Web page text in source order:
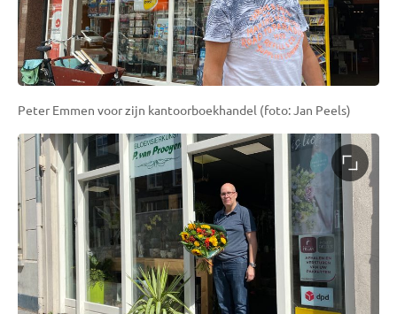
Peter Emmen voor zijn kantoorboekhandel (foto: Jan Peels)